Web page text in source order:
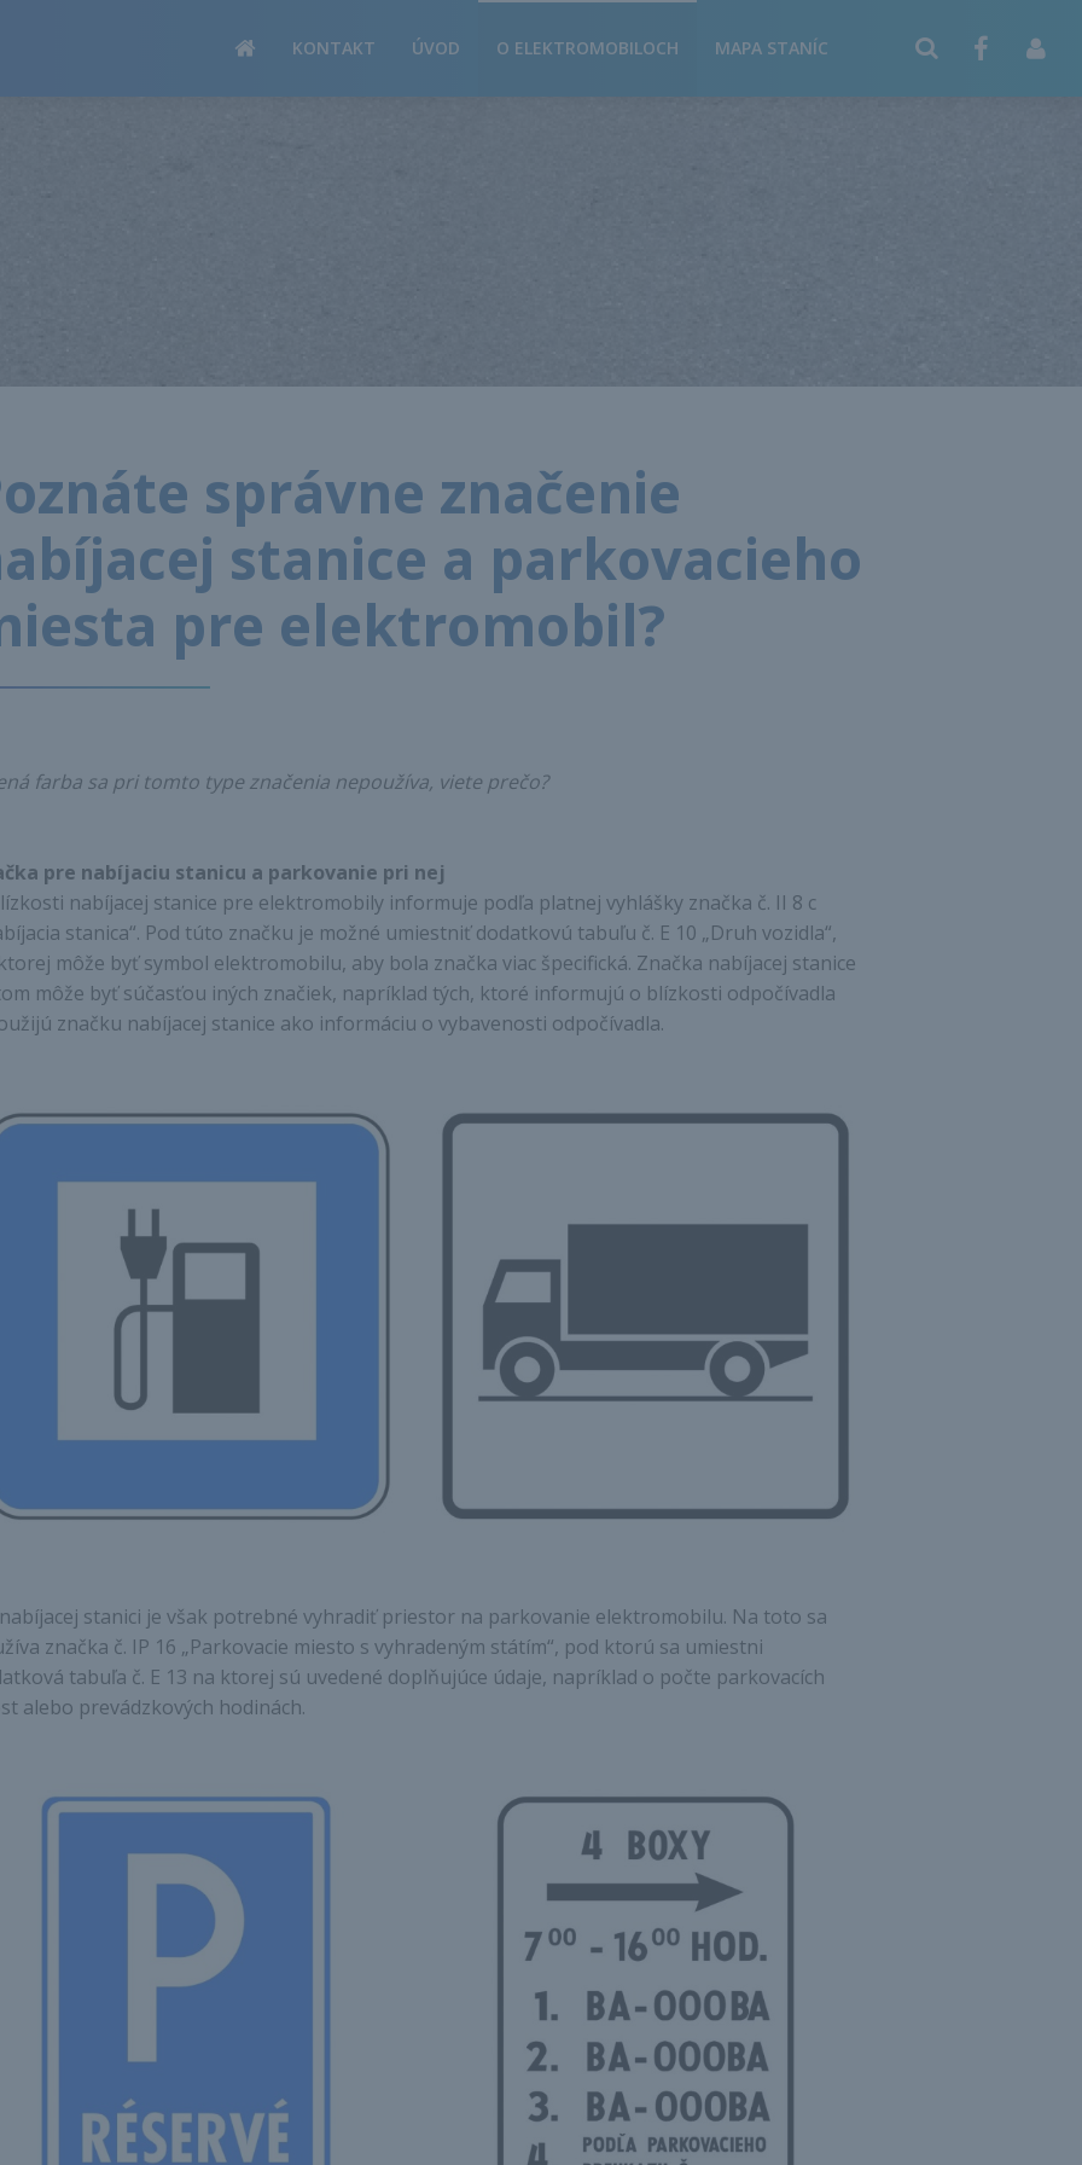
PRODUKTYKONTAKT ÚVOD O ELEKTROMOBILOCH MAPA STANÍC
správne značenie
stanice a parkovacieho
pre elektromobil?
farba sa pri tomto type značenia nepoužíva, viete prečo?
pre nabíjaciu stanicu a parkovanie pri nej
nabíjacej stanice pre elektromobily informuje podľa platnej vyhlášky značka č. II 8 c
stanica“. Pod túto značku je možné umiestniť dodatkovú tabuľu č. E 10 „Druh vozidla“,
môže byť symbol elektromobilu, aby bola značka viac špecifická. Značka nabíjacej stanice
môže byť súčasťou iných značiek, napríklad tých, ktoré informujú o blízkosti odpočívadla
značku nabíjacej stanice ako informáciu o vybavenosti odpočívadla.
stanici je však potrebné vyhradiť priestor na parkovanie elektromobilu. Na toto sa
značka č. IP 16 „Parkovacie miesto s vyhradeným státím“, pod ktorú sa umiestni
tabuľa č. E 13 na ktorej sú uvedené doplňujúce údaje, napríklad o počte parkovacích
alebo prevádzkových hodinách.